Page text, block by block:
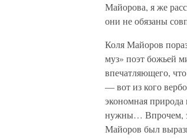
Майорова, я же
они не обязаны
Коля Майоров
муз» поэт божьей
впечатляющего,
— вот из кого
экономная
нужны… Впрочем,
Майоров был